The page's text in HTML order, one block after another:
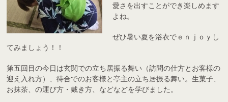
愛さを出すことができ楽しめます
よね。
ぜひ暑い夏を浴衣でｅｎｊｏｙし
てみましょう！！
第五回目の今日は玄関での立ち居振る舞い（訪問の仕方とお客様の
迎え入れ方）、待合でのお客様と亭主の立ち居振る舞い。生菓子、
お抹茶、の運び方・戴き方、などなどを学びました。